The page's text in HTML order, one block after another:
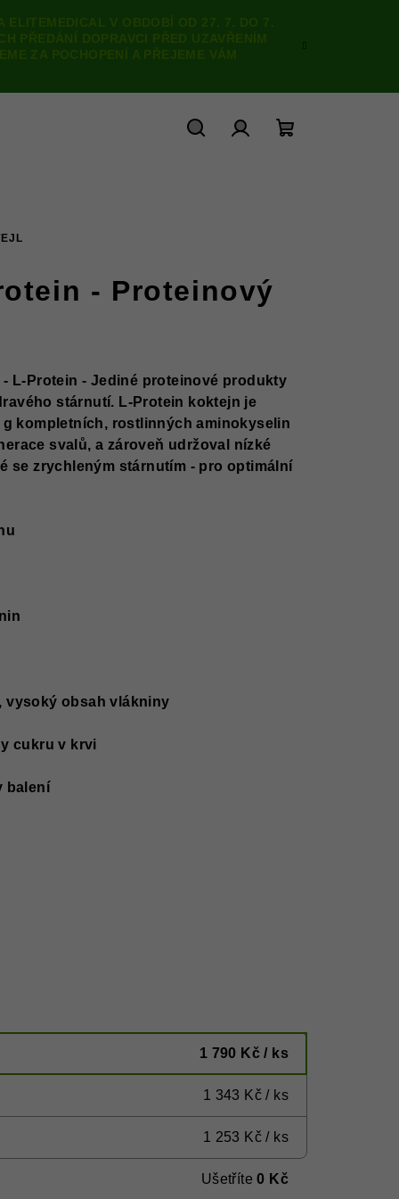
- Proteinový
- L-Protein - Jediné proteinové produkty
stárnutí. L‑Protein koktejn je
kompletních, rostlinných aminokyselin
svalů, a zároveň udržoval nízké
se zrychleným stárnutím - pro optimální
vysoký obsah vlákniny
cukru v krvi
balení
1 790 Kč / ks
1 343 Kč / ks
1 253 Kč / ks
Ušetříte0 Kč